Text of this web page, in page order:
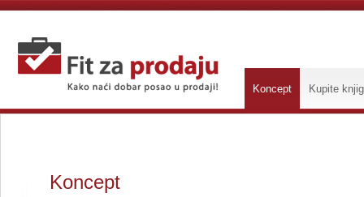
Koncept Kupite
Koncept